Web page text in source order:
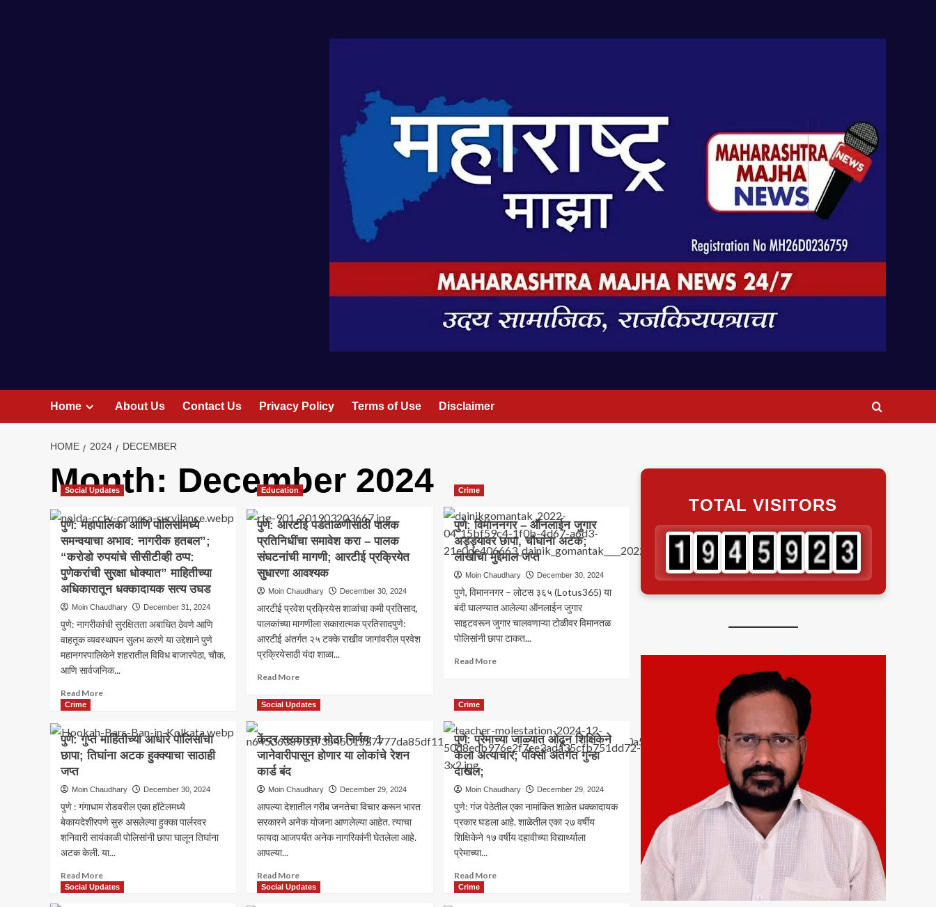
Home About Us Contact Us Privacy Policy Terms of Use Disclaimer
HOME 2024 DECEMBER
Month: December 2024
Social Updates
पुणे: महापालिका आणि पोलिसांमध्ये
समन्वयाचा अभाव: नागरीक हतबल”;
“करोडो रुपयांचे सीसीटीव्ही ठप्प:
पुणेकरांची सुरक्षा धोक्यात” माहितीच्या
अधिकारातून धक्कादायक सत्य उघड
Moin Chaudhary December 31, 2024
पुणे: नागरीकांची सुरक्षितता अबाधित ठेवणे आणि
वाहतूक व्यवस्थापन सुलभ करणे या उद्देशाने पुणे
महानगरपालिकेने शहरातील विविध बाजारपेठा, चौक,
आणि सार्वजनिक...
Read MoreRead
पुणे:
महापालिका
आणि
नागरीक
हतबल”;
“करोडो
रुपयांचे
ठप्प:
पुणेकरांची
Education
पुणे: आरटीई पडताळणीसाठी पालक
प्रतिनिधींचा समावेश करा – पालक
संघटनांची मागणी; आरटीई प्रक्रियेत
सुधारणा आवश्यक
Moin Chaudhary December 30, 2024
आरटीई प्रवेश प्रक्रियेस शाळांचा कमी प्रतिसाद,
पालकांच्या मागणीला सकारात्मक प्रतिसादपुणे:
आरटीई अंतर्गत २५ टक्के राखीव जागांवरील प्रवेश
प्रक्रियेसाठी यंदा शाळा...
Read MoreRead
about
पडताळणीसाठी
पालक
करा
–
पालक
संघटनांची
प्रक्रियेत
सुधारणा
Crime
पुणे: विमाननगर – ऑनलाईन जुगार
अड्ड्यावर छापा, चौघांना अटक;
लाखोंचा मुद्देमाल जप्त
Moin Chaudhary December 30, 2024
पुणे, विमाननगर – लोटस ३६५ (Lotus365) या
बंदी घालण्यात आलेल्या ऑनलाईन जुगार
साइटवरून जुगार चालवणाऱ्या टोळीवर विमानतळ
पोलिसांनी छापा टाकत...
Read MoreRead
ऑनलाईन
जुगार
अड्ड्यावर
चौघांना
अटक;
लाखोंचा
मुद्देमाल
जप्त
Crime
पुणे: गुप्त माहितीच्या आधारे पोलिसांचा
छापा; तिघांना अटक हुक्क्याचा साठाही
जप्त
Moin Chaudhary December 30, 2024
पुणे : गंगाधाम रोडवरील एका हॉटेलमध्ये
बेकायदेशीरपणे सुरु असलेल्या हुक्का पार्लरवर
शनिवारी सायंकाळी पोलिसांनी छापा घालून तिघांना
अटक केली. या...
Read MoreRead
more
Social Updates
केंद्र सरकारचा मोठा निर्णय; 1
जानेवारीपासून होणार या लोकांचे रेशन
कार्ड बंद
Moin Chaudhary December 29, 2024
आपल्या देशातील गरीब जनतेचा विचार करून भारत
सरकारने अनेक योजना आणलेल्या आहेत. त्याचा
फायदा आजपर्यंत अनेक नागरिकांनी घेतलेला आहे.
आपल्या...
Read MoreRead
more
Crime
पुणे: प्रेमाच्या जाळ्यात ओढून शिक्षिकेने
केला अत्याचार; पॉक्सो अंतर्गत गुन्हा
दाखल;
Moin Chaudhary December 29, 2024
पुणे: गंज पेठेतील एका नामांकित शाळेत धक्कादायक
प्रकार घडला आहे. शाळेतील एका २७ वर्षीय
शिक्षिकेने १७ वर्षीय दहावीच्या विद्यार्थ्याला
प्रेमाच्या...
Read MoreRead
Social Updates Social Updates Crime
TOTAL VISITORS